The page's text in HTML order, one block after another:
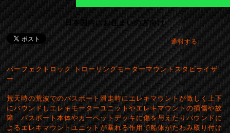
日本国内にお住まいの方向け
通報する
パーフェクトロック トローリングモーターマウントスタビライザ
ー
荒天時の荒波でのバスボート滑走時にエレキマウントが激しく上下
にバウンドしエレキモーターユニットやエレキマウントの損傷や故
障 バスボート本体やカーペットデッキに傷を与えたりバウンドに
よるエレキマウントユニットが暴れる作用で船体がたわみ取り付け